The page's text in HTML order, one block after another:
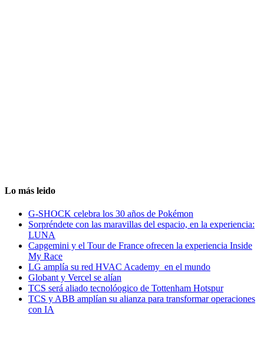
Lo más leido
G-SHOCK celebra los 30 años de Pokémon
Sorpréndete con las maravillas del espacio, en la experiencia:
LUNA
Capgemini y el Tour de France ofrecen la experiencia Inside
My Race
LG amplía su red HVAC Academy en el mundo
Globant y Vercel se alían
TCS será aliado tecnolóogico de Tottenham Hotspur
TCS y ABB amplían su alianza para transformar operaciones
con IA